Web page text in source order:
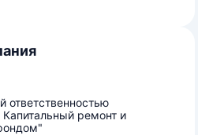
ответственностью
ремонт и